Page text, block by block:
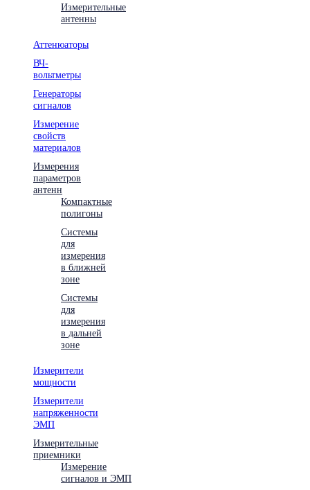
Измерительные
антенны
Аттенюаторы
ВЧ-
вольтметры
Генераторы
сигналов
Измерение
свойств
материалов
Измерения
параметров
антенн
Компактные
полигоны
Системы
для
измерения
в ближней
зоне
Системы
для
измерения
в дальней
зоне
Измерители
мощности
Измерители
напряженности
ЭМП
Измерительные
приемники
Измерение
сигналов и ЭМП